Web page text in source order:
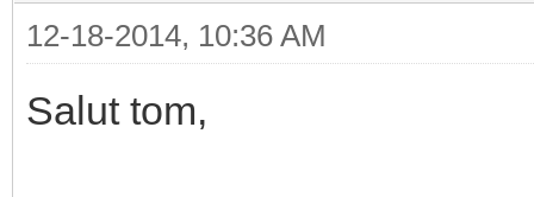
12-18-2014, 10:36 AM
Salut tom,